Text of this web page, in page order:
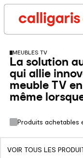
MEUBLES TV
La solution
qui allie
meuble TV
même
Produits achetables
VOIR TOUS LES